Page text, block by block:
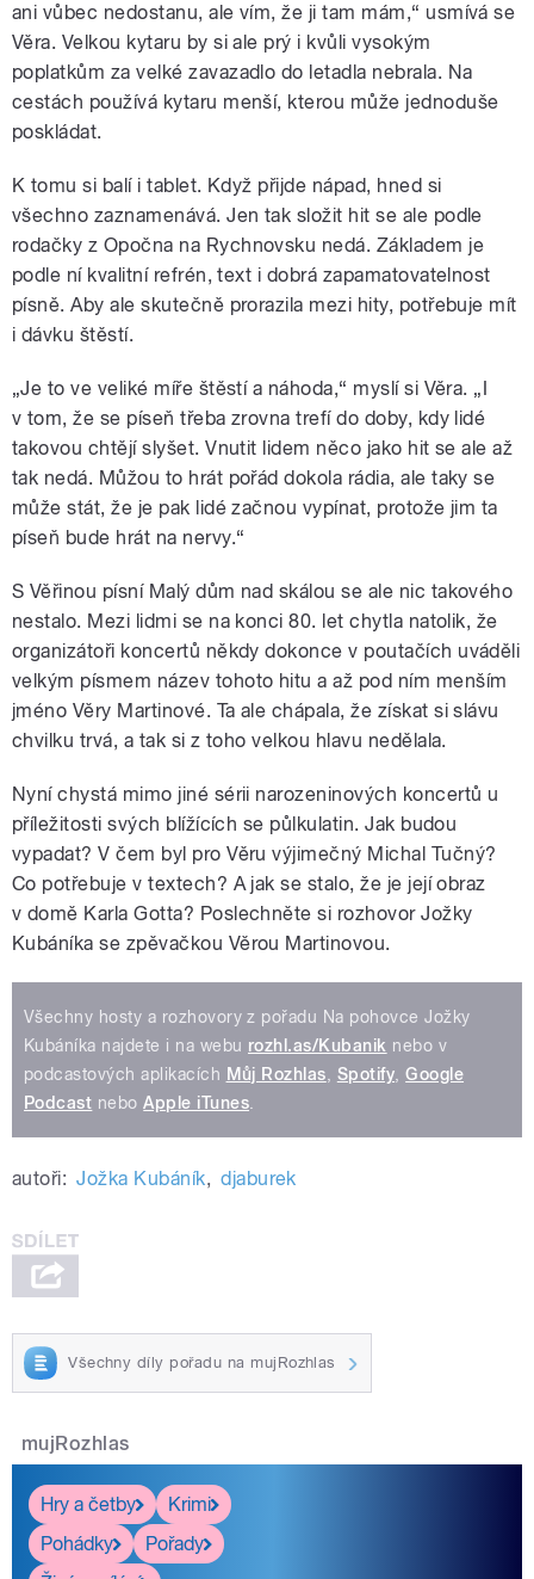
ani vůbec nedostanu, ale vím, že ji tam mám,“ usmívá se
Věra. Velkou kytaru by si ale prý i kvůli vysokým
poplatkům za velké zavazadlo do letadla nebrala. Na
cestách používá kytaru menší, kterou může jednoduše
poskládat.
K tomu si balí i tablet. Když přijde nápad, hned si
všechno zaznamenává. Jen tak složit hit se ale podle
rodačky z Opočna na Rychnovsku nedá. Základem je
podle ní kvalitní refrén, text i dobrá zapamatovatelnost
písně. Aby ale skutečně prorazila mezi hity, potřebuje mít
i dávku štěstí.
„Je to ve veliké míře štěstí a náhoda,“ myslí si Věra. „I
v tom, že se píseň třeba zrovna trefí do doby, kdy lidé
takovou chtějí slyšet. Vnutit lidem něco jako hit se ale až
tak nedá. Můžou to hrát pořád dokola rádia, ale taky se
může stát, že je pak lidé začnou vypínat, protože jim ta
píseň bude hrát na nervy.“
S Věřinou písní Malý dům nad skálou se ale nic takového
nestalo. Mezi lidmi se na konci 80. let chytla natolik, že
organizátoři koncertů někdy dokonce v poutačích uváděli
velkým písmem název tohoto hitu a až pod ním menším
jméno Věry Martinové. Ta ale chápala, že získat si slávu
chvilku trvá, a tak si z toho velkou hlavu nedělala.
Nyní chystá mimo jiné sérii narozeninových koncertů u
příležitosti svých blížících se půlkulatin. Jak budou
vypadat? V čem byl pro Věru výjimečný Michal Tučný?
Co potřebuje v textech? A jak se stalo, že je její obraz
v domě Karla Gotta? Poslechněte si rozhovor Jožky
Kubáníka se zpěvačkou Věrou Martinovou.
Všechny hosty a rozhovory z pořadu Na pohovce Jožky
Kubáníka najdete i na webu rozhl.as/Kubanik nebo v
podcastových aplikacích Můj Rozhlas, Spotify,Google
Podcast neboApple iTunes.
autoři: Jožka Kubáník, djaburek
Všechny díly pořadu na mujRozhlas
mujRozhlas
Hry a četby
Krimi
Pohádky
Pořady